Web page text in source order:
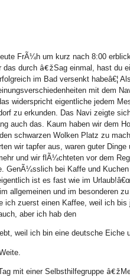
FrÃ¼h um kurz nach 8:00
das durch â€žSag einmal, hast du
im Bad versenkt habeâ€¦
mit dem
widerspricht eigentliche jedem
zu erkunden. Das Navi zeigte
auch das. Kaum haben wir dem
schwarzen Wolken Platz zu
wir tapfer aus, waren guter
und wir flÃ¼chteten vor dem
GenÃ¼sslich bei Kaffe und
ist es fast wie im
allgemeinen und im besonderen
ich zuerst einen Kaffee, weil ich
aber ich hab den
weil ich bin eine deutsche Eiche
mit einer Selbsthilfegruppe â€ž